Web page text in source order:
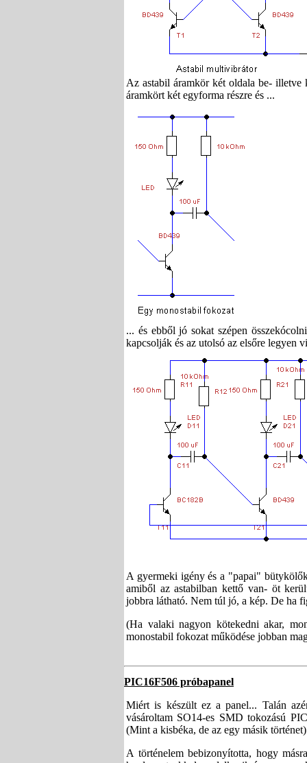
Az astabil áramkör két oldala be- illetve
áramkört két egyforma részre és ...
... és ebből jó sokat szépen
kapcsolják és az utolsó az elsőre legyen
A gyermeki igény és a "papai"
amiből az astabilban kettő van- öt
jobbra látható. Nem túl jó, a kép. De ha
(Ha valaki nagyon kötekedni akar,
monostabil fokozat működése jobban
PIC16F506 próbapanel
Miért is készült ez a panel... Talán
vásároltam SO14-es SMD tokozású
(Mint a kisbéka, de az egy másik
A történelem bebizonyította, hogy